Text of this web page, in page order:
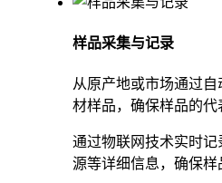
样品采集与记录
从原产地或市场通过
材样品，确保样品的代
通过物联网技术实时
源等详细信息，确保样